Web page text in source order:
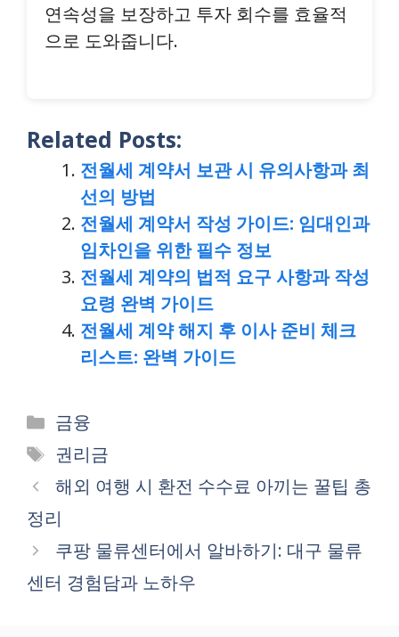
연속성을 보장하고 투자 회수를 효율적
으로 도와줍니다.
Related Posts:
전월세 계약서 보관 시 유의사항과 최
선의 방법
전월세 계약서 작성 가이드: 임대인과
임차인을 위한 필수 정보
전월세 계약의 법적 요구 사항과 작성
요령 완벽 가이드
전월세 계약 해지 후 이사 준비 체크
리스트: 완벽 가이드
Categories
금융
Tags
권리금
해외 여행 시 환전 수수료 아끼는 꿀팁 총
정리
쿠팡 물류센터에서 알바하기: 대구 물류
센터 경험담과 노하우